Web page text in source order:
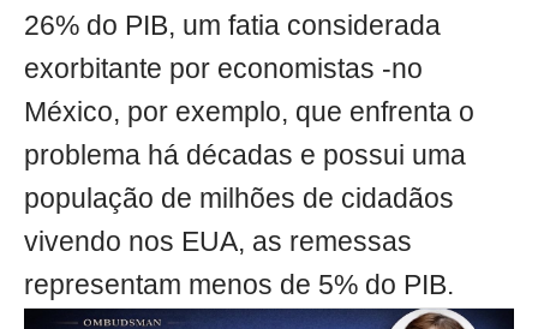
26% do PIB, um fatia considerada
exorbitante por economistas -no
México, por exemplo, que enfrenta o
problema há décadas e possui uma
população de milhões de cidadãos
vivendo nos EUA, as remessas
representam menos de 5% do PIB.